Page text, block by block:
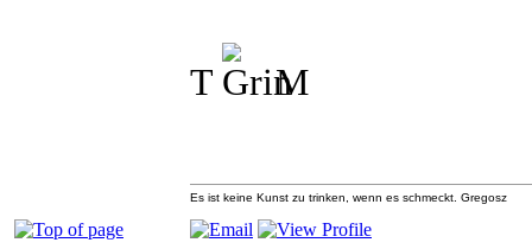
T M
Es ist keine Kunst zu trinken, wenn es schmeckt. Gregosz